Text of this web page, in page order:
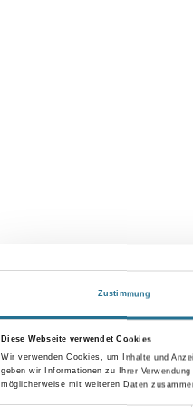
Zustimmung
Diese Webseite verwendet Cookies
Wir verwenden Cookies, um Inhalte und
geben wir Informationen zu Ihrer
möglicherweise mit weiteren Daten